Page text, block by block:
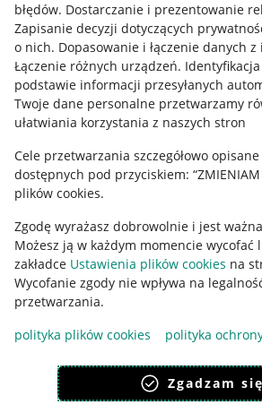
błędów. Dostarczanie i prezentowanie
Zapisanie decyzji dotyczących
o nich. Dopasowanie i łączenie danych z
Łączenie różnych urządzeń.
podstawie informacji przesyłanych
Twoje dane personalne przetwarzamy
ułatwiania korzystania z naszych stron
Cele przetwarzania szczegółowo
dostępnych pod przyciskiem: “ZMIENIAM
plików cookies.
Zgodę wyrażasz dobrowolnie i jest
Możesz ją w każdym momencie wycofać
zakładce Ustawienia plików cookies na
Wycofanie zgody nie wpływa na
przetwarzania.
polityka plików cookies
polityka
Zgadzam się
Informacje prawne
Regulamin
Polityka plików "cookies"
Ustawienia plików "cookies"
Udostępnianie lokalizacji
Informacje dla Aktu o Usługach
Pobierz aplikację